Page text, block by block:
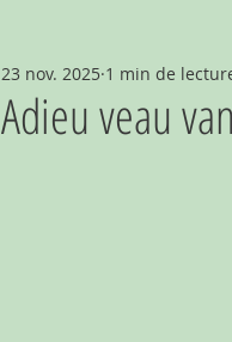
Adieu veau
23 nov. 2025 1 min de